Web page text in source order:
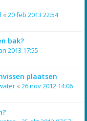
« 20 feb 2013 22:54
bak?
2013 17:55
plaatsen
« 26 nov 2012 14:06